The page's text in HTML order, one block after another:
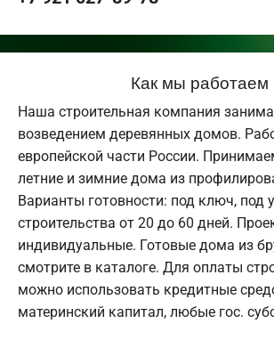
Как мы работаем
Наша строительная компания
возведением деревянных домов.
европейской части России.
летние и зимние дома из
Варианты готовности: под ключ, под
строительства от 20 до 60 дней.
индивидуальные. Готовые дома из
смотрите в каталоге. Для оплаты
можно использовать кредитные
материнский капитал, любые гос.